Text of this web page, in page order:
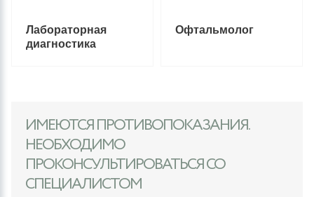
Лабораторная
диагностика
Офтальмолог
ИМЕЮТСЯ ПРОТИВОПОКАЗАНИЯ.
НЕОБХОДИМО
ПРОКОНСУЛЬТИРОВАТЬСЯ СО
СПЕЦИАЛИСТОМ